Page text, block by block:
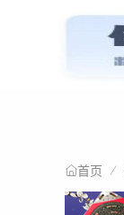
首页